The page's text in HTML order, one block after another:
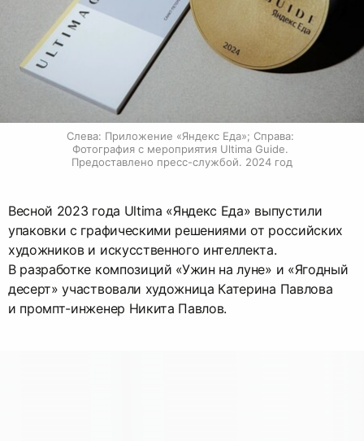
Слева: Приложение «Яндекс Еда»; Справа:
Фотография с мероприятия Ultima Guide.
Предоставлено пресс-службой. 2024 год
Весной 2023 года Ultima «Яндекс Еда» выпустили
упаковки с графическими решениями от российских
художников и искусственного интеллекта.
В разработке композиций «Ужин на луне» и «Ягодный
десерт» участвовали художница Катерина Павлова
и промпт-инженер Никита Павлов.